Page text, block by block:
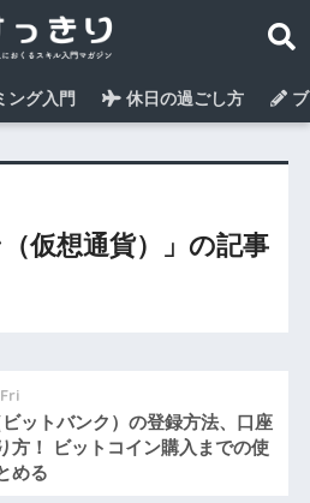
ング入門 休日の過ごし方
仮想通貨）」の記事
ットバンク）の登録方法、口座
方！ ビットコイン購入までの使
める